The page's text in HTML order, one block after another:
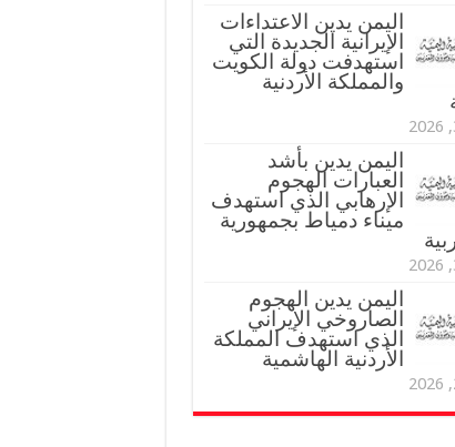
اليمن يدين الاعتداءات
الإيرانية الجديدة التي
استهدفت دولة الكويت
والمملكة الأردنية
اليمن يدين بأشد
العبارات الهجوم
الإرهابي الذي استهدف
ميناء دمياط بجمهورية
اليمن يدين الهجوم
الصاروخي الإيراني
الذي استهدف المملكة
الأردنية الهاشمية